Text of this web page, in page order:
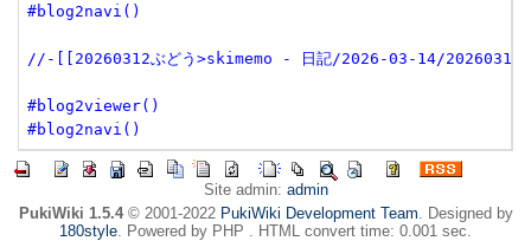
#blog2navi()
//-[[20260312ぶどう>skimemo - 日記/2026-03-14/20260312
#blog2viewer()
#blog2navi()
Site admin: admin
PukiWiki 1.5.4© 2001-2022 PukiWiki Development Team. Designed by
180style. Powered by PHP . HTML convert time: 0.001 sec.